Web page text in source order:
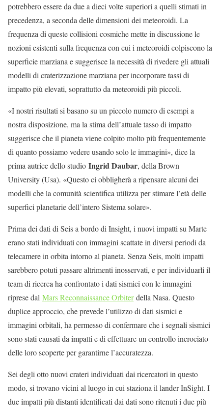
potrebbero essere da due a dieci volte superiori a quelli stimati in
precedenza, a seconda delle dimensioni dei meteoroidi. La
frequenza di queste collisioni cosmiche mette in discussione le
nozioni esistenti sulla frequenza con cui i meteoroidi colpiscono la
superficie marziana e suggerisce la necessità di rivedere gli attuali
modelli di craterizzazione marziana per incorporare tassi di
impatto più elevati, soprattutto da meteoroidi più piccoli.
«I nostri risultati si basano su un piccolo numero di esempi a
nostra disposizione, ma la stima dell’attuale tasso di impatto
suggerisce che il pianeta viene colpito molto più frequentemente
di quanto possiamo vedere usando solo le immagini», dice la
prima autrice dello studio Ingrid Daubar, della Brown
University (Usa). «Questo ci obbligherà a ripensare alcuni dei
modelli che la comunità scientifica utilizza per stimare l’età delle
superfici planetarie dell’intero Sistema solare».
Prima dei dati di Seis a bordo di Insight, i nuovi impatti su Marte
erano stati individuati con immagini scattate in diversi periodi da
telecamere in orbita intorno al pianeta. Senza Seis, molti impatti
sarebbero potuti passare altrimenti inosservati, e per individuarli il
team di ricerca ha confrontato i dati sismici con le immagini
riprese dal Mars Reconnaissance Orbiterdella Nasa. Questo
duplice approccio, che prevede l’utilizzo di dati sismici e
immagini orbitali, ha permesso di confermare che i segnali sismici
sono stati causati da impatti e di effettuare un controllo incrociato
delle loro scoperte per garantirne l’accuratezza.
Sei degli otto nuovi crateri individuati dai ricercatori in questo
modo, si trovano vicini al luogo in cui staziona il lander InSight. I
due impatti più distanti identificati dai dati sono ritenuti i due più